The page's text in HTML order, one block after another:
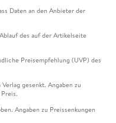
Daten an den Anbieter der
des auf der Artikelseite
Preisempfehlung (UVP) des
gesenkt. Angaben zu
Angaben zu Preissenkungen